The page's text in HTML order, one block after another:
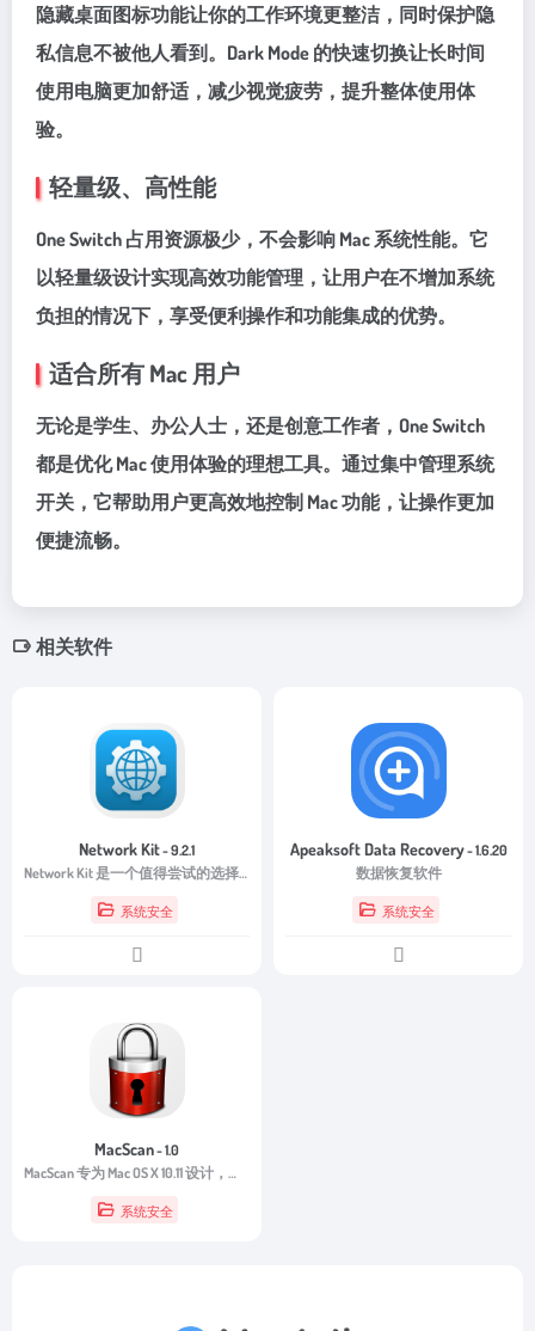
隐藏桌面图标功能让你的工作环境更整洁，同时保护隐
私信息不被他人看到。Dark Mode 的快速切换让长时间
使用电脑更加舒适，减少视觉疲劳，提升整体使用体
验。
轻量级、高性能
One Switch 占用资源极少，不会影响 Mac 系统性能。它
以轻量级设计实现高效功能管理，让用户在不增加系统
负担的情况下，享受便利操作和功能集成的优势。
适合所有 Mac 用户
无论是学生、办公人士，还是创意工作者，One Switch
都是优化 Mac 使用体验的理想工具。通过集中管理系统
开关，它帮助用户更高效地控制 Mac 功能，让操作更加
便捷流畅。
相关软件
Network Kit- 9.2.1
Network Kit 是一个值得尝试的选择。它能够帮助用户快速获取当前网络环境中的各种重要参数，无论是日常使用还是网络维护，都能提供便捷的支持。对于需要经常检查 IP 地址、DNS 配置或网络连接状态的用户来说，Network Kit 是一款高效且实用的网络信息工具。
系统安全
Apeaksoft Data Recovery- 1.6.20
数据恢复软件
系统安全
MacScan- 1.0
MacScan 专为 Mac OS X 10.11 设计，全面支持 Apple 最新版本的 OS X 10.11，提供增强的功能来检测和减轻安全和隐私威胁。
系统安全